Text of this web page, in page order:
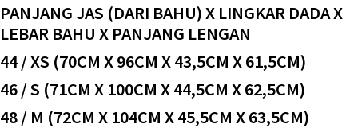
PANJANG JAS (DARI BAHU) X LINGKAR DADA X
LEBAR BAHU X PANJANG LENGAN
44 / XS (70CM X 96CM X 43,5CM X 61,5CM)
46 / S (71CM X 100CM X 44,5CM X 62,5CM)
48 / M (72CM X 104CM X 45,5CM X 63,5CM)